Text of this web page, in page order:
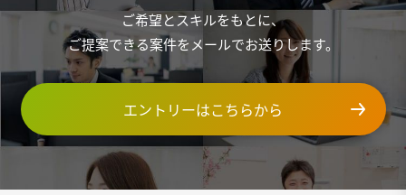
ご希望とスキルをもとに、
ご提案できる案件をメールでお送りします。
エントリーはこちらから